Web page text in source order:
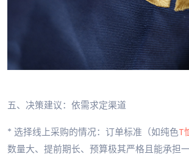
五、决策建议：依需求定渠道
* 选择线上采购的情况：订单标准（如纯色T
数量大、提前期长、预算极其严格且能承担一